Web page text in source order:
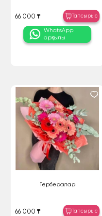
66 000 ₸ Тапсырыс
WhatsApp
арқылы
Гербералар
66 000 ₸ Тапсырыс